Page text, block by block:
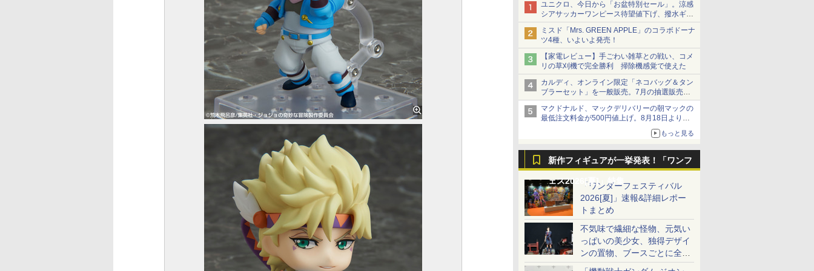
ユニクロ、今日から「お盆特別セール」。涼感
シアサッカーワンピース待望値下げ、撥水ギア
ショーツは1990円に
ミスド「Mrs. GREEN APPLE」のコラボドーナ
ツ4種、いよいよ発売！
【家電レビュー】手ごわい雑草との戦い、コメ
リの草刈機で完全勝利 掃除機感覚で使えた
カルディ、オンライン限定「ネコバッグ＆タン
ブラーセット」を一般販売。7月の抽選販売の
当選無効分
マクドナルド、マックデリバリーの朝マックの
最低注文料金が500円値上げ。8月18日より
もっと見る
新作フィギュアが一挙発表！「ワンフ
ェス2026[夏]」特集「ワンダーフェスティバル
2026[夏]」速報&詳細レポー
トまとめ
不気味で繊細な怪物、元気い
っぱいの美少女、独得デザイ
ンの置物、ブースごとに全く
異なる世界が広がる一般ディ